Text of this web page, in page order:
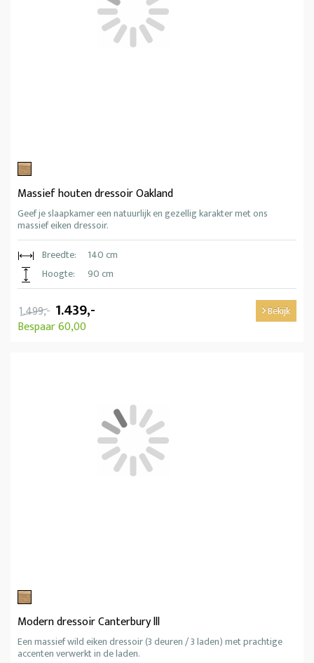
Massief houten dressoir Oakland
Geef je slaapkamer een natuurlijk en gezellig karakter met ons
massief eiken dressoir.
Breedte:
140 cm
Hoogte:
90 cm
1.499,- 1.439,-
Bespaar 60,00
Bekijk
Modern dressoir Canterbury lll
Een massief wild eiken dressoir (3 deuren / 3 laden) met prachtige
accenten verwerkt in de laden.